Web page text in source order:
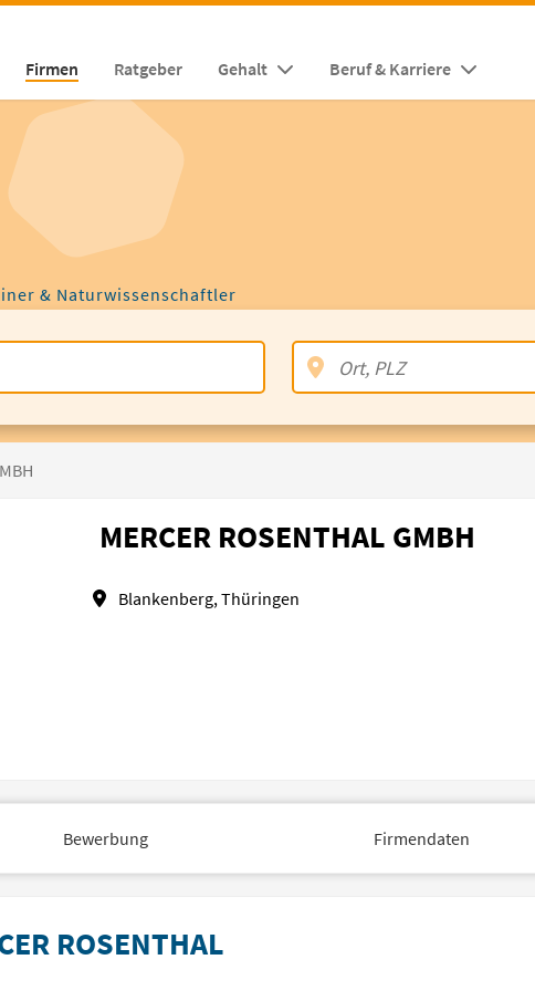
Firmen Ratgeber Gehalt Beruf & Karriere
& Naturwissenschaftler
MERCER ROSENTHAL GMBH
Blankenberg, Thüringen
Bewerbung Firmendaten
ROSENTHAL